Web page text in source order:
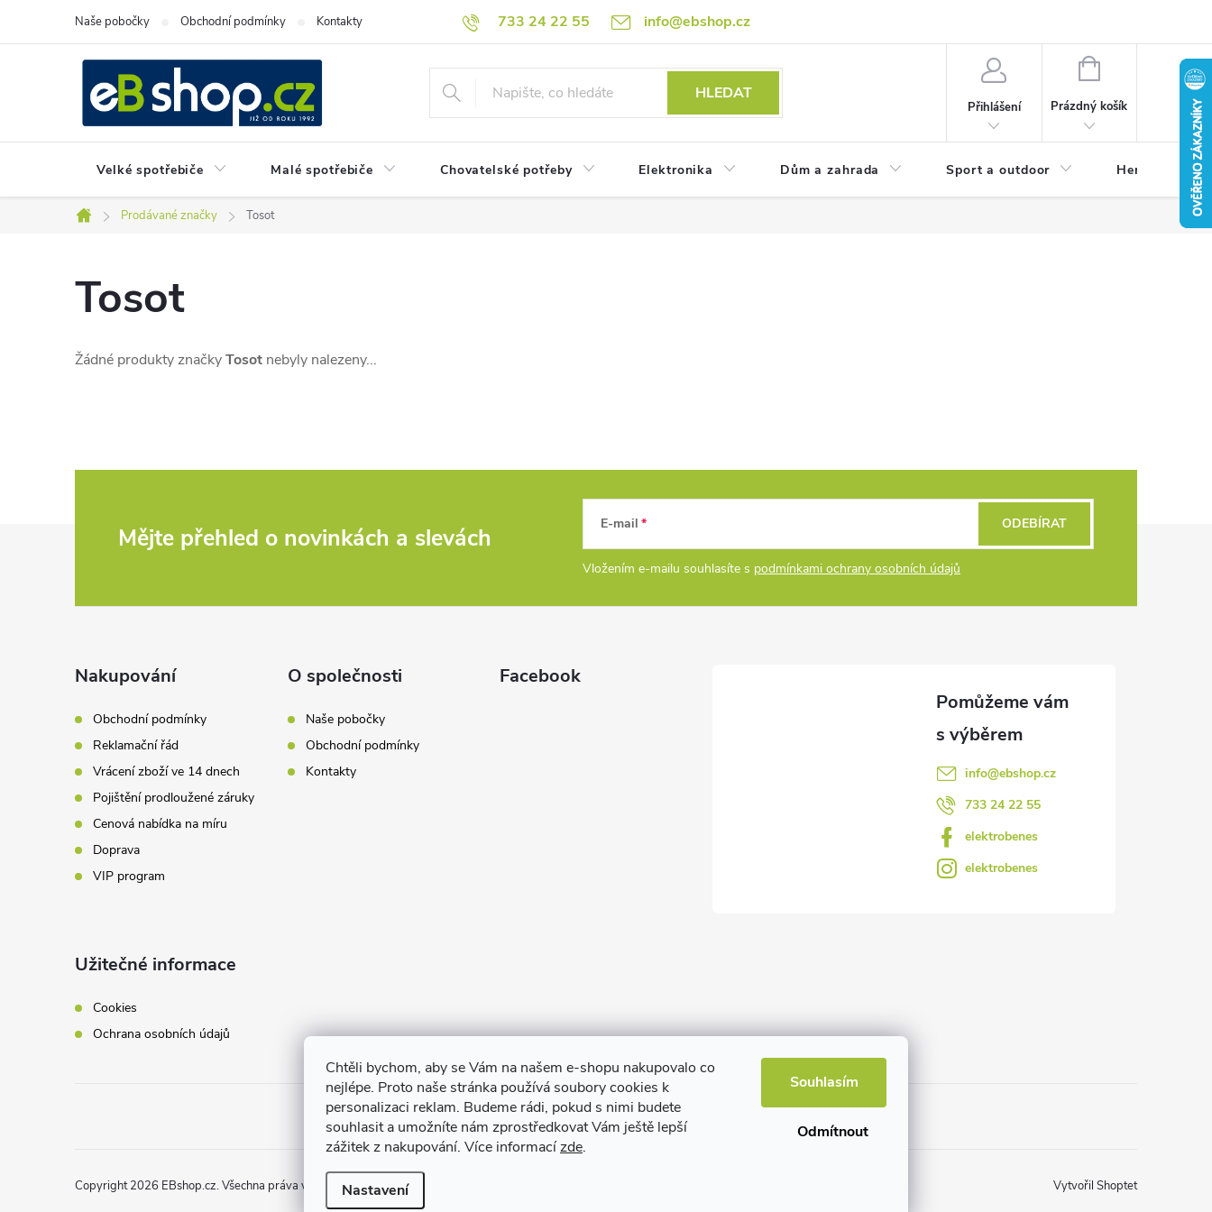
Chtěli bychom, aby se Vám na našem e-shopu nakupovalo co
nejlépe. Proto naše stránka používá soubory cookies k
personalizaci reklam. Budeme rádi, pokud s nimi budete
souhlasit a umožníte nám zprostředkovat Vám ještě lepší
zážitek z nakupování. Více informacízde.
Nastavení
Souhlasím
Odmítnout
733 24 22 55 info@ebshop.cz
Naše pobočky Obchodní podmínky Kontakty
HLEDAT
Přihlášení
NÁKUPNÍ
Prázdný košík
Velké spotřebiče Malé spotřebiče Chovatelské potřeby Elektronika Dům a zahrada Sport a outdoor Herní zóna
Domů
Prodávané značky Tosot
Tosot
Žádné produkty značkyTosot nebyly nalezeny...
Mějte přehled o novinkách a slevách E-mail
Vložením e-mailu souhlasíte s podmínkami ochrany osobních údajů
ODEBÍRAT
Nakupování
Obchodní podmínky
Reklamační řád
Vrácení zboží ve 14 dnech
Pojištění prodloužené záruky
Cenová nabídka na míru
Doprava
VIP program
O společnosti
Naše pobočky
Obchodní podmínky
Kontakty
Facebook
info@ebshop.cz
733 24 22 55
elektrobenes
elektrobenes
Užitečné informace
Cookies
Ochrana osobních údajů
Vytvořil Shoptet
Copyright 2026 EBshop.cz. Všechna práva vyhrazena.